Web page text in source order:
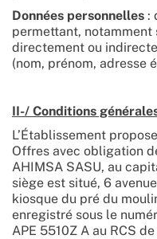
Données personnelles :
permettant, notamment
directement ou
(nom, prénom, adresse
II-/ Conditions
L’Établissement
Offres avec obligation
AHIMSA SASU, au
siège est situé, 6
kiosque du pré du
enregistré sous le
APE 5510Z A au RCS de